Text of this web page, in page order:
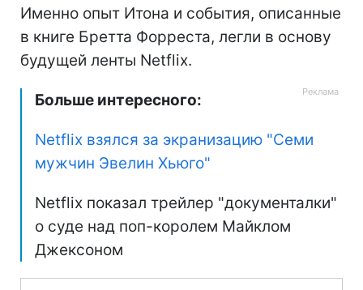
Именно опыт Итона и события, описанные
в книге Бретта Форреста, легли в основу
будущей ленты Netflix.
Больше интересного:
Netflix взялся за экранизацию "Семи
мужчин Эвелин Хьюго"
Netflix показал трейлер "документалки"
о суде над поп-королем Майклом
Джексоном